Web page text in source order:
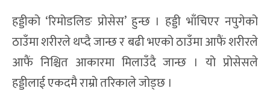
हड्डीको ‘रिमोडलिङ प्रोसेस’ हुन्छ । हड्डी भाँचिएर नपुगेको
ठाउँमा शरीरले थप्दै जान्छ र बढी भएको ठाउँमा आफैं शरीरले
आफैं निश्चित आकारमा मिलाउँदै जान्छ । यो प्रोसेसले
हड्डीलाई एकदमै राम्रो तरिकाले जोड्छ ।